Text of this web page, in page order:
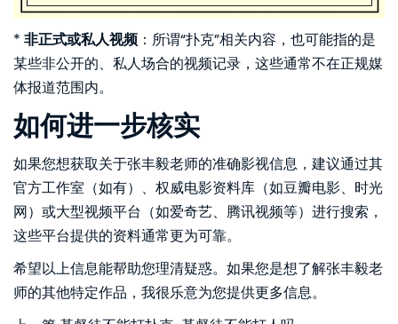
* 非正式或私人视频 ：所谓“扑克”相关内容，也可能指的是
某些非公开的、私人场合的视频记录，这些通常不在正规媒
体报道范围内。
如何进一步核实
如果您想获取关于张丰毅老师的准确影视信息，建议通过其
官方工作室（如有）、权威电影资料库（如豆瓣电影、时光
网）或大型视频平台（如爱奇艺、腾讯视频等）进行搜索，
这些平台提供的资料通常更为可靠。
希望以上信息能帮助您理清疑惑。如果您是想了解张丰毅老
师的其他特定作品，我很乐意为您提供更多信息。